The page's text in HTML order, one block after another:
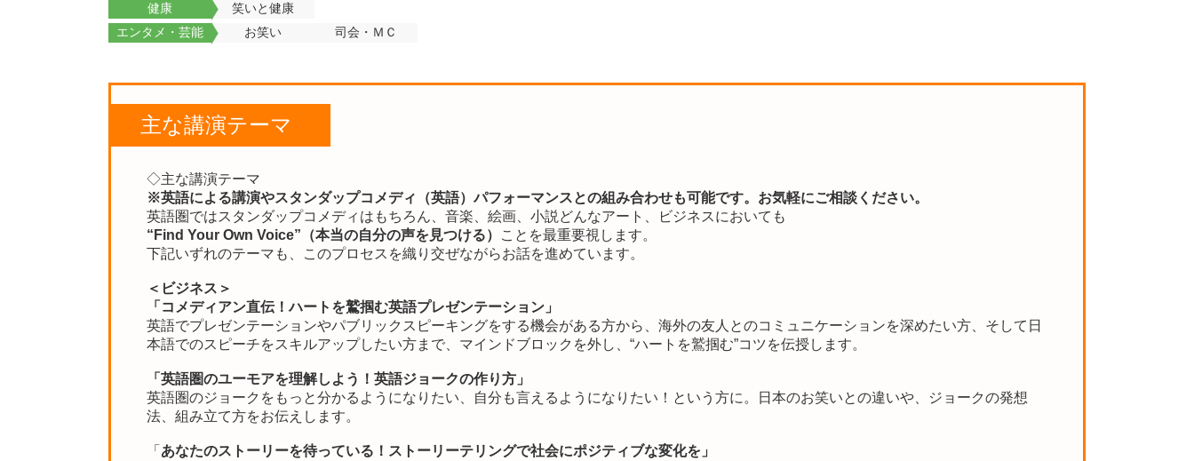
健康
笑いと健康
エンタメ・芸能
お笑い 司会・ＭＣ
主な講演テーマ
◇主な講演テーマ
※英語による講演やスタンダップコメディ（英語）パフォーマンスとの組み合わせも可能です。お気軽にご相談ください。
英語圏ではスタンダップコメディはもちろん、音楽、絵画、小説どんなアート、ビジネスにおいても
“Find Your Own Voice”（本当の自分の声を見つける）
ことを最重要視します。
下記いずれのテーマも、このプロセスを織り交ぜながらお話を進めています。
＜ビジネス＞
「コメディアン直伝！ハートを鷲掴む英語プレゼンテーション」
英語でプレゼンテーションやパブリックスピーキングをする機会がある方から、海外の友人とのコミュニケーションを深めたい方、そして日
本語でのスピーチをスキルアップしたい方まで、マインドブロックを外し、“ハートを鷲掴む”コツを伝授します。
「英語圏のユーモアを理解しよう！英語ジョークの作り方」
英語圏のジョークをもっと分かるようになりたい、自分も言えるようになりたい！という方に。日本のお笑いとの違いや、ジョークの発想
法、組み立て方をお伝えします。
「 あなたのストーリーを待っている！ストーリーテリングで社会にポジティブな変化を」